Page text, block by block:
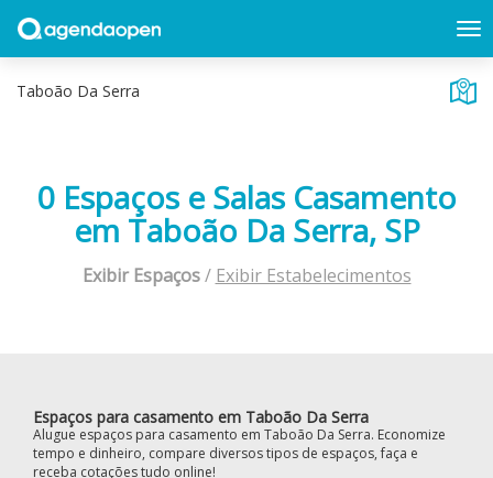
0 Espaços e Salas Casamento
em Taboão Da Serra, SP
Exibir Espaços/ Exibir Estabelecimentos
Espaços para casamento em Taboão Da Serra
Alugue espaços para casamento em Taboão Da Serra. Economize
tempo e dinheiro, compare diversos tipos de espaços, faça e
receba cotações tudo online!